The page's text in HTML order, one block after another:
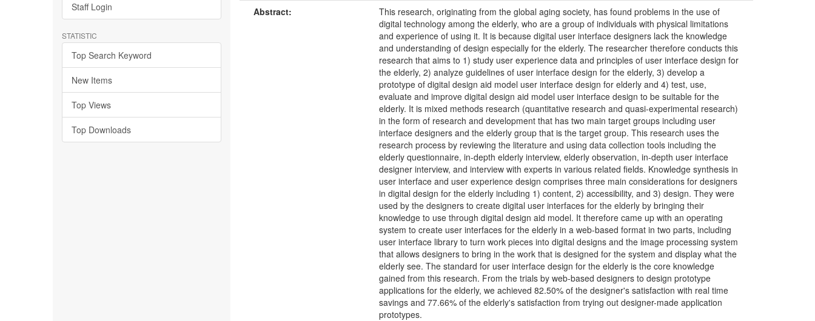
Staff Login
STATISTIC
Top Search Keyword
New Items
Top Views
Top Downloads
Abstract:
This research, originating from the global aging society, has found problems in the use of
digital technology among the elderly, who are a group of individuals with physical limitations
and experience of using it. It is because digital user interface designers lack the knowledge
and understanding of design especially for the elderly. The researcher therefore conducts this
research that aims to 1) study user experience data and principles of user interface design for
the elderly, 2) analyze guidelines of user interface design for the elderly, 3) develop a
prototype of digital design aid model user interface design for elderly and 4) test, use,
evaluate and improve digital design aid model user interface design to be suitable for the
elderly. It is mixed methods research (quantitative research and quasi-experimental research)
in the form of research and development that has two main target groups including user
interface designers and the elderly group that is the target group. This research uses the
research process by reviewing the literature and using data collection tools including the
elderly questionnaire, in-depth elderly interview, elderly observation, in-depth user interface
designer interview, and interview with experts in various related fields. Knowledge synthesis in
user interface and user experience design comprises three main considerations for designers
in digital design for the elderly including 1) content, 2) accessibility, and 3) design. They were
used by the designers to create digital user interfaces for the elderly by bringing their
knowledge to use through digital design aid model. It therefore came up with an operating
system to create user interfaces for the elderly in a web-based format in two parts, including
user interface library to turn work pieces into digital designs and the image processing system
that allows designers to bring in the work that is designed for the system and display what the
elderly see. The standard for user interface design for the elderly is the core knowledge
gained from this research. From the trials by web-based designers to design prototype
applications for the elderly, we achieved 82.50% of the designer's satisfaction with real time
savings and 77.66% of the elderly's satisfaction from trying out designer-made application
prototypes.